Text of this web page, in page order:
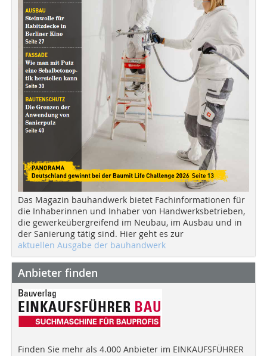
Das Magazin bauhandwerk bietet Fachinformationen für
die Inhaberinnen und Inhaber von Handwerksbetrieben,
die gewerkeübergreifend im Neubau, im Ausbau und in
der Sanierung tätig sind. Hier geht es zur
aktuellen Ausgabe der bauhandwerk
Anbieter finden
Finden Sie mehr als 4.000 Anbieter im EINKAUFSFÜHRER